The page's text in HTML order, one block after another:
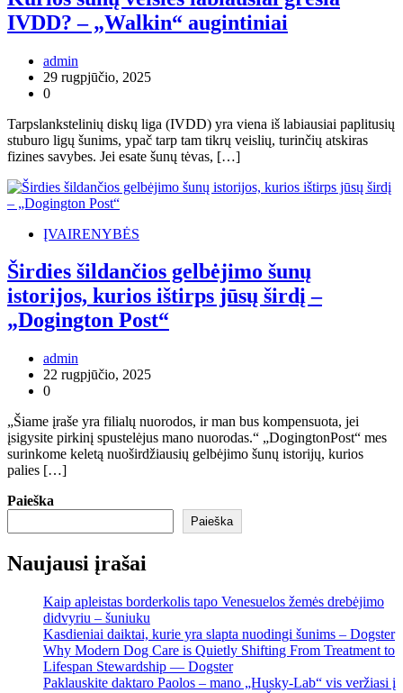
IVDD? – „Walkin“ augintiniai
admin
29 rugpjūčio, 2025
0
Tarpslankstelinių diskų liga (IVDD) yra viena iš labiausiai paplitusių
stuburo ligų šunims, ypač tarp tam tikrų veislių, turinčių atskiras
fizines savybes. Jei esate šunų tėvas, […]
ĮVAIRENYBĖS
Širdies šildančios gelbėjimo šunų
istorijos, kurios ištirps jūsų širdį –
„Dogington Post“
admin
22 rugpjūčio, 2025
0
„Šiame įraše yra filialų nuorodos, ir man bus kompensuota, jei
įsigysite pirkinį spustelėjus mano nuorodas.“ „DogingtonPost“ mes
surinkome keletą nuoširdžiausių gelbėjimo šunų istorijų, kurios
palies […]
Paieška
Paieška
Naujausi įrašai
Kaip apleistas borderkolis tapo Venesuelos žemės drebėjimo
didvyriu – šuniuku
Kasdieniai daiktai, kurie yra slapta nuodingi šunims – Dogster
Why Modern Dog Care is Quietly Shifting From Treatment to
Lifespan Stewardship — Dogster
Paklauskite daktaro Paolos – mano „Husky-Lab“ vis veržiasi į